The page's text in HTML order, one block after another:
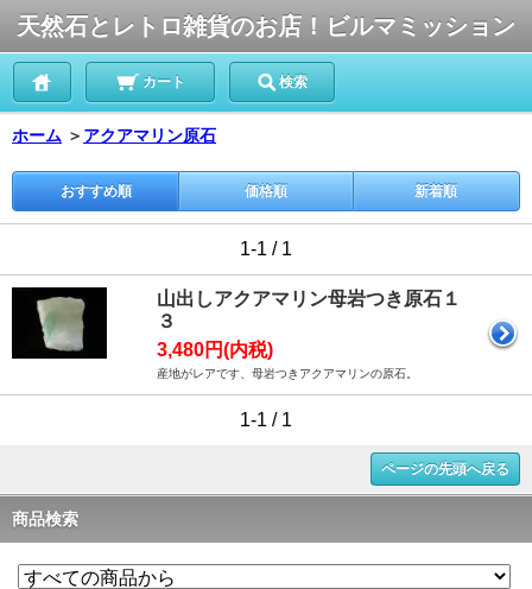
天然石とレトロ雑貨のお店！ビルマミッション
カート 検索
ホーム ＞ アクアマリン原石
おすすめ順 価格順 新着順
1-1 / 1
山出しアクアマリン母岩つき原石１
３
3,480円(内税)
産地がレアです、母岩つきアクアマリンの原石。
1-1 / 1
ページの先頭へ戻る
商品検索